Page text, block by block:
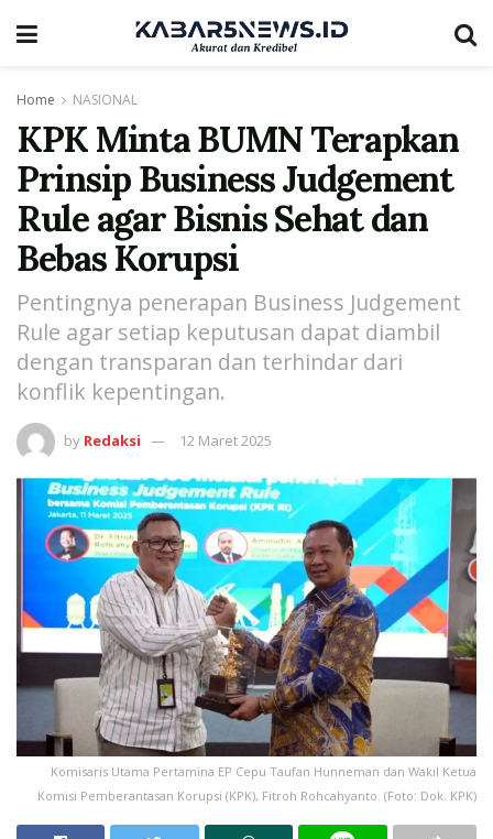
Home NASIONAL
KPK Minta BUMN Terapkan
Prinsip Business Judgement
Rule agar Bisnis Sehat dan
Bebas Korupsi
Pentingnya penerapan Business Judgement
Rule agar setiap keputusan dapat diambil
dengan transparan dan terhindar dari
konflik kepentingan.
by Redaksi 12 Maret 2025
Komisaris Utama Pertamina EP Cepu Taufan Hunneman dan Wakil Ketua
Komisi Pemberantasan Korupsi (KPK), Fitroh Rohcahyanto. (Foto: Dok. KPK)